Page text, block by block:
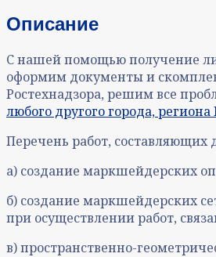
Описание
С нашей помощью получение
оформим документы и
Ростехнадзора, решим все
любого другого города, региона
Перечень работ, составляющих
а) создание маркшейдерских
б) создание маркшейдерских
при осуществлении работ,
в) пространственно-